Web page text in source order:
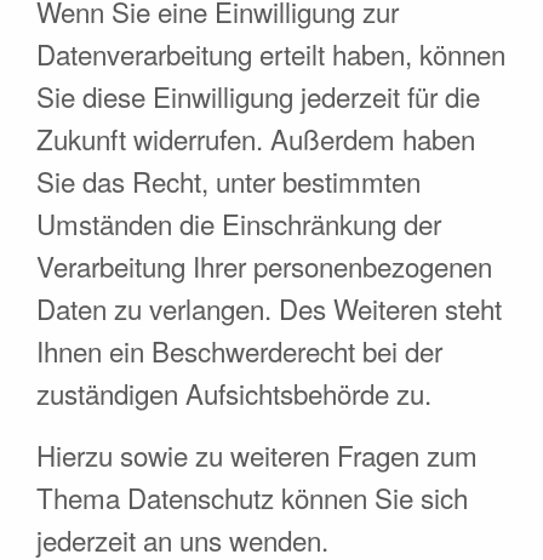
Wenn Sie eine Einwilligung zur
Datenverarbeitung erteilt haben, können
Sie diese Einwilligung jederzeit für die
Zukunft widerrufen. Außerdem haben
Sie das Recht, unter bestimmten
Umständen die Einschränkung der
Verarbeitung Ihrer personenbezogenen
Daten zu verlangen. Des Weiteren steht
Ihnen ein Beschwerderecht bei der
zuständigen Aufsichtsbehörde zu.
Hierzu sowie zu weiteren Fragen zum
Thema Datenschutz können Sie sich
jederzeit an uns wenden.